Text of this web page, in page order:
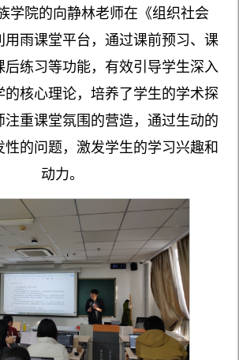
学院的向静林老师在《组织社会
用雨课堂平台，通过课前预习、课
后练习等功能，有效引导学生深入
的核心理论，培养了学生的学术探
注重课堂氛围的营造，通过生动的
的问题，激发学生的学习兴趣和
动力。